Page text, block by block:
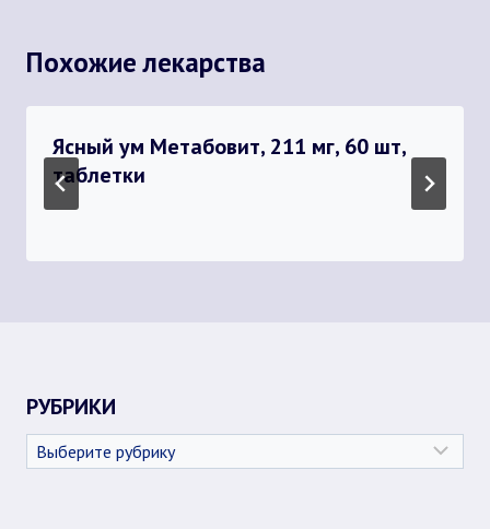
Похожие лекарства
Ясный ум Метабовит, 211 мг, 60 шт,
таблетки
РУБРИКИ
Рубрики